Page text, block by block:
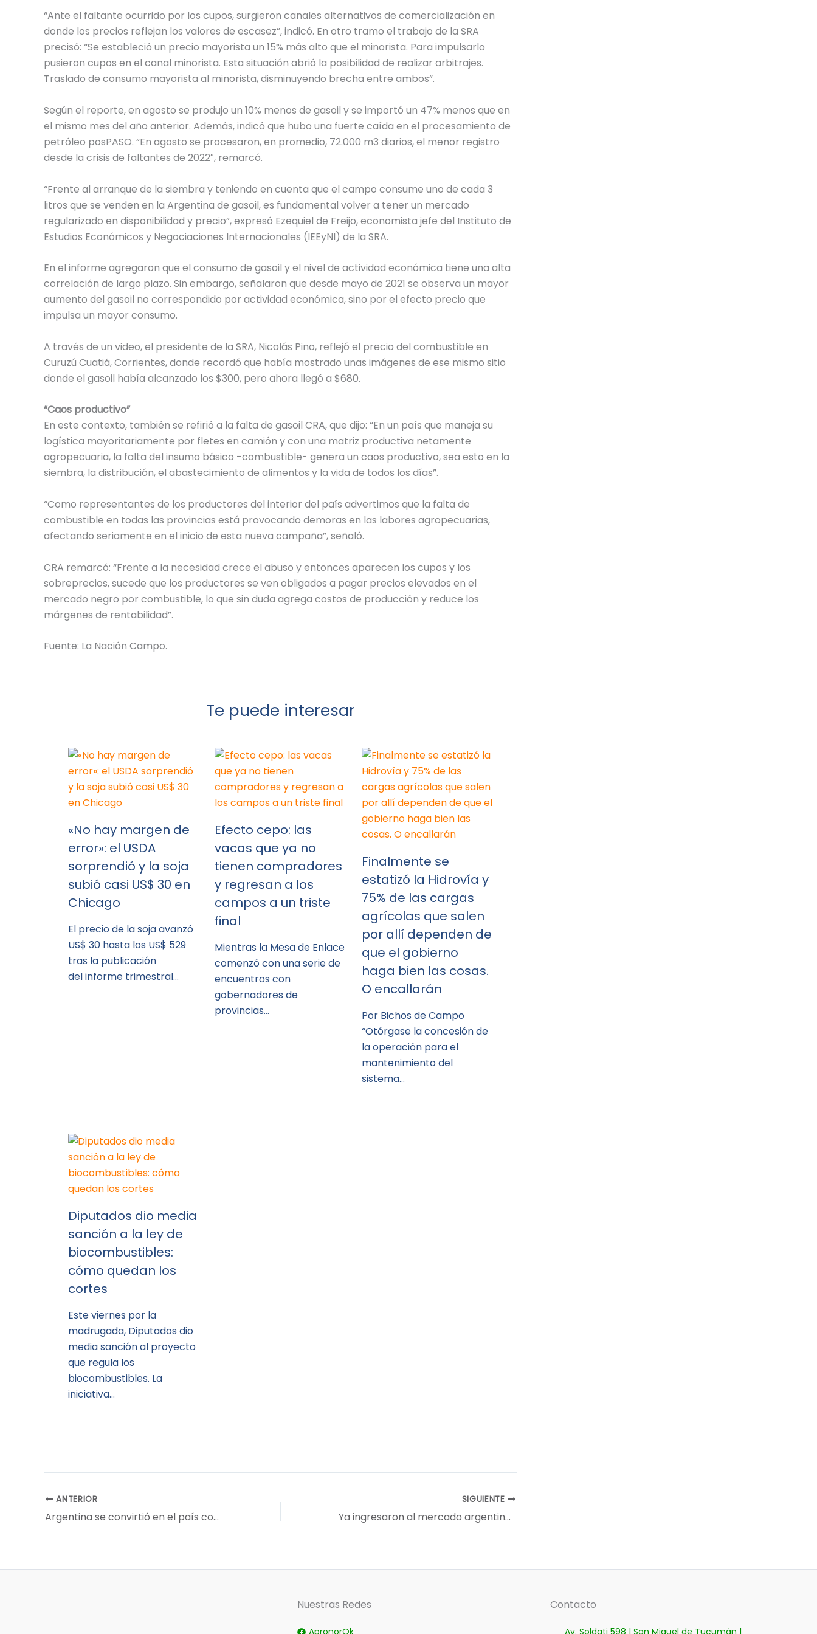
“Ante el faltante ocurrido por los cupos, surgieron canales alternativos de comercialización en
donde los precios reflejan los valores de escasez”, indicó. En otro tramo el trabajo de la SRA
precisó: “Se estableció un precio mayorista un 15% más alto que el minorista. Para impulsarlo
pusieron cupos en el canal minorista. Esta situación abrió la posibilidad de realizar arbitrajes.
Traslado de consumo mayorista al minorista, disminuyendo brecha entre ambos”.
Según el reporte, en agosto se produjo un 10% menos de gasoil y se importó un 47% menos que en
el mismo mes del año anterior. Además, indicó que hubo una fuerte caída en el procesamiento de
petróleo posPASO. “En agosto se procesaron, en promedio, 72.000 m3 diarios, el menor registro
desde la crisis de faltantes de 2022″, remarcó.
“Frente al arranque de la siembra y teniendo en cuenta que el campo consume uno de cada 3
litros que se venden en la Argentina de gasoil, es fundamental volver a tener un mercado
regularizado en disponibilidad y precio”, expresó Ezequiel de Freijo, economista jefe del Instituto de
Estudios Económicos y Negociaciones Internacionales (IEEyNI) de la SRA.
En el informe agregaron que el consumo de gasoil y el nivel de actividad económica tiene una alta
correlación de largo plazo. Sin embargo, señalaron que desde mayo de 2021 se observa un mayor
aumento del gasoil no correspondido por actividad económica, sino por el efecto precio que
impulsa un mayor consumo.
A través de un video, el presidente de la SRA, Nicolás Pino, reflejó el precio del combustible en
Curuzú Cuatiá, Corrientes, donde recordó que había mostrado unas imágenes de ese mismo sitio
donde el gasoil había alcanzado los $300, pero ahora llegó a $680.
“Caos productivo”
En este contexto, también se refirió a la falta de gasoil CRA, que dijo: “En un país que maneja su
logística mayoritariamente por fletes en camión y con una matriz productiva netamente
agropecuaria, la falta del insumo básico -combustible- genera un caos productivo, sea esto en la
siembra, la distribución, el abastecimiento de alimentos y la vida de todos los días”.
“Como representantes de los productores del interior del país advertimos que la falta de
combustible en todas las provincias está provocando demoras en las labores agropecuarias,
afectando seriamente en el inicio de esta nueva campaña”, señaló.
CRA remarcó: “Frente a la necesidad crece el abuso y entonces aparecen los cupos y los
sobreprecios, sucede que los productores se ven obligados a pagar precios elevados en el
mercado negro por combustible, lo que sin duda agrega costos de producción y reduce los
márgenes de rentabilidad”.
Fuente: La Nación Campo.
Te puede interesar
«No hay margen de
error»: el USDA
sorprendió y la soja
subió casi US$ 30 en
Chicago
El precio de la soja avanzó
US$ 30 hasta los US$ 529
tras la publicación
del informe trimestral…
Efecto cepo: las
vacas que ya no
tienen compradores
y regresan a los
campos a un triste
final
Mientras la Mesa de Enlace
comenzó con una serie de
encuentros con
gobernadores de
provincias…
Finalmente se
estatizó la Hidrovía y
75% de las cargas
agrícolas que salen
por allí dependen de
que el gobierno
haga bien las cosas.
O encallarán
Por Bichos de Campo
“Otórgase la concesión de
la operación para el
mantenimiento del
sistema…
Diputados dio media
sanción a la ley de
biocombustibles:
cómo quedan los
cortes
Este viernes por la
madrugada, Diputados dio
media sanción al proyecto
que regula los
biocombustibles. La
iniciativa…
ANTERIOR
Argentina se convirtió en el país con la tasa de interés más alta del mundo
SIGUIENTE
Ya ingresaron al mercado argentino más de 500.000 toneladas de la nueva cosecha de trigo
Nuestras Redes
ApronorOk
Contacto
Av. Soldati 598 | San Miguel de Tucumán |